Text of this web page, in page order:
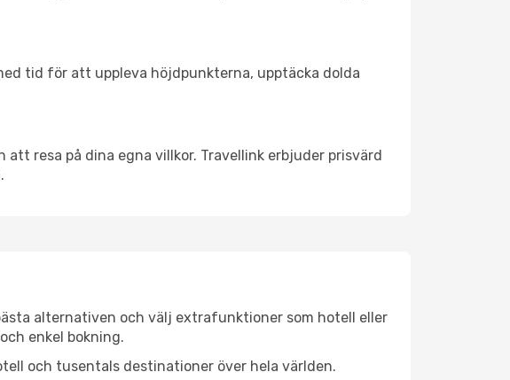
tid för att uppleva höjdpunkterna, upptäcka dolda
resa på dina egna villkor. Travellink erbjuder prisvärd
alternativen och välj extrafunktioner som hotell eller
enkel bokning.
och tusentals destinationer över hela världen.